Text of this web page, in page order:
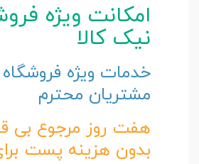
امکانت ویژه
نیک کالا
خدمات ویژه فروشگاه
مشتریان محترم
هفت روز مرجوع بی
بدون هزینه پست